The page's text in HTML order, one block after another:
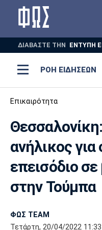
ΔΙΑΒΑΣΤΕ THN ΕΝΤΥΠΗ
ΡΟΗ ΕΙΔΗΣΕΩΝ
ΠΟΔΟΣΦΑΙΡΟ
AUTO-MOTO
Ποδόσφαιρο
Super League 1
Super League 2
Μπάσκετ
Ελλάδα
Ολυμπιακοί
Ολυμπιακός
Επικαιρότητα
ανήλικος
επεισόδιο
στην Τούμπα
ΦΩΣ TEAM
Τετάρτη, 20/04/2022 11:33